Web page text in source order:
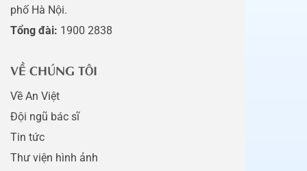
phố Hà Nội.
Tổng đài: 1900 2838
VỀ CHÚNG TÔI
Về An Việt
Đội ngũ bác sĩ
Tin tức
Thư viện hình ảnh